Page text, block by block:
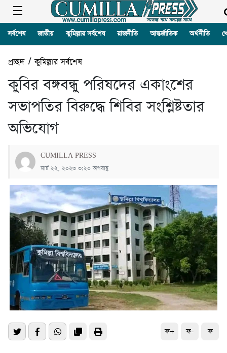
সর্বশেষ জাতীয় কুমিল্লার সর্বশেষ রাজনীতি আন্তর্জাতিক অর্থনীতি
প্রচ্ছদ/কুমিল্লার সর্বশেষ
কুবির বঙ্গবন্ধু পরিষদের একাংশের
সভাপতির বিরুদ্ধে শিবির সংশ্লিষ্টতার
অভিযোগ
CUMILLA PRESS
মার্চ ২২, ২০২৩ ৩:২০ অপরাহ্ণ
ফ+ ফ- ফ